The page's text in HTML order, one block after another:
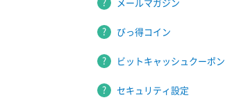
メールマガジン
びっ得コイン
ビットキャッシュクーポン
セキュリティ設定